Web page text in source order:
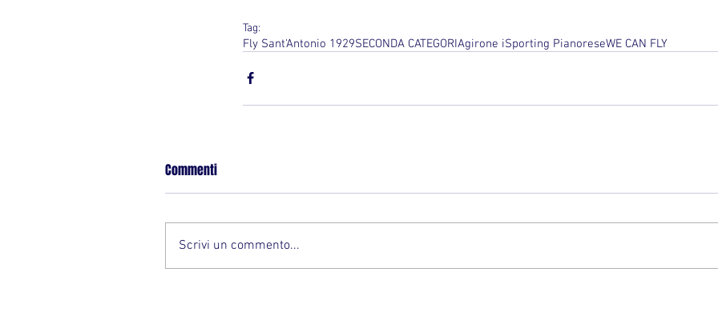
Tag:
Fly Sant'Antonio 1929SECONDA CATEGORIAgirone iSporting PianoreseWE CAN FLY
Commenti
Scrivi un commento...